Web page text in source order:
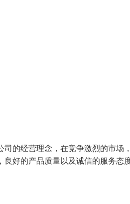
的经营理念，在竞争激烈的市场
好的产品质量以及诚信的服务态